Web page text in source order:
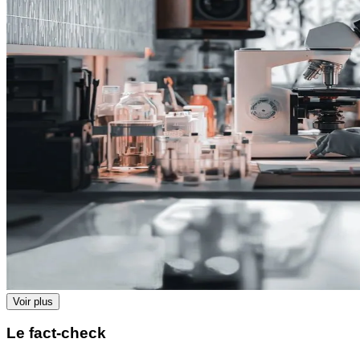
Voir plus
Le fact-check